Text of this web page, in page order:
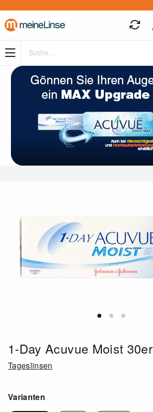
Zum Hauptinhalt springen
1-Day Acuvue Moist 30er
Tageslinsen
Varianten